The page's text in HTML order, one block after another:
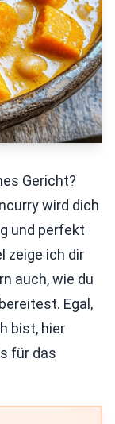
Gericht?
wird dich
und perfekt
zeige ich dir
auch, wie du
Egal,
bist, hier
für das